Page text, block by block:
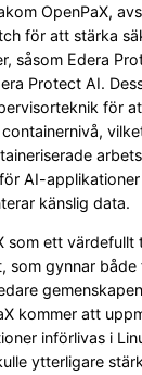
OpenPaX,
för att stärka
såsom Edera
Protect AI.
för
AI-
känslig data.
som ett värdefullt
som gynnar
kommer att
införlivas i
ytterligare